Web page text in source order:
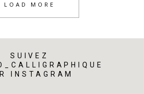
LOAD MORE
SUIVEZ
INSTAGRAM